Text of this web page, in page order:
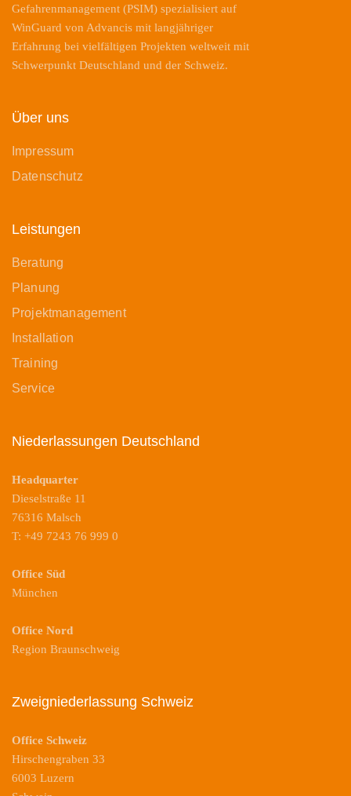
Gefahrenmanagement (PSIM) spezialisiert auf
WinGuard von Advancis mit langjähriger
Erfahrung bei vielfältigen Projekten weltweit mit
Schwerpunkt Deutschland und der Schweiz.
Über uns
Impressum
Datenschutz
Leistungen
Beratung
Planung
Projektmanagement
Installation
Training
Service
Niederlassungen Deutschland
Headquarter
Dieselstraße 11
76316 Malsch
T: +49 7243 76 999 0
Office Süd
München
Office Nord
Region Braunschweig
Zweigniederlassung Schweiz
Office Schweiz
Hirschengraben 33
6003 Luzern